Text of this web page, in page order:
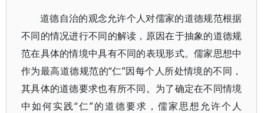
道德自治的观念允许个人对儒家的道德规范根据
不同的情况进行不同的解读，原因在于抽象的道德规
范在具体的情境中具有不同的表现形式。儒家思想中
作为最高道德规范的“仁”因每个人所处情境的不同，
其具体的道德要求也有所不同。为了确定在不同情境
中如何实践“仁”的道德要求，儒家思想允许个人